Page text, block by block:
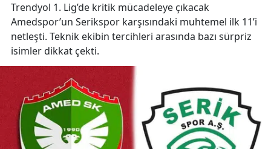
Trendyol 1. Lig’de kritik mücadeleye çıkacak
Amedspor’un Serikspor karşısındaki muhtemel ilk 11’i
netleşti. Teknik ekibin tercihleri arasında bazı sürpriz
isimler dikkat çekti.